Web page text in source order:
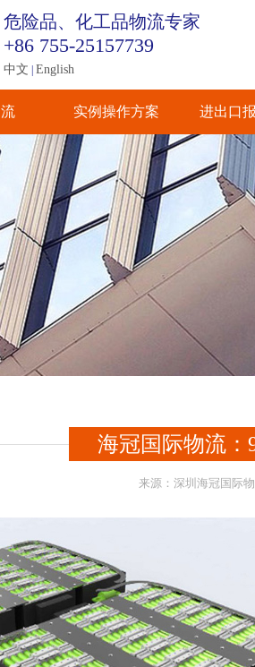
实例操作方案 进出口
危险品、化工品物流专家
+86 755-25157739
中文 English
海冠国际物流：
来源：深圳海冠国际